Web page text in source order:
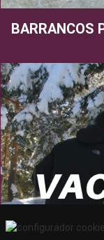
BARRANCOS